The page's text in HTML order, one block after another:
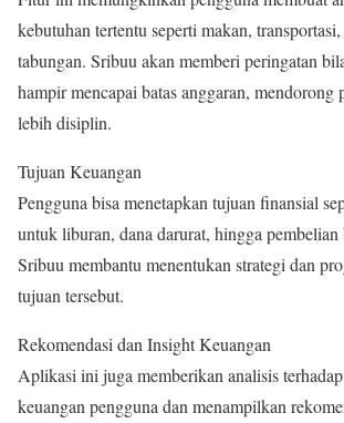
kebutuhan tertentu seperti makan,
tabungan. Sribuu akan memberi peringatan
hampir mencapai batas anggaran, mendorong
lebih disiplin.
Tujuan Keuangan
Pengguna bisa menetapkan tujuan finansial
untuk liburan, dana darurat, hingga pembelian
Sribuu membantu menentukan strategi dan
tujuan tersebut.
Rekomendasi dan Insight Keuangan
Aplikasi ini juga memberikan analisis
keuangan pengguna dan menampilkan